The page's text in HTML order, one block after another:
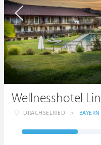
Wellnesshotel
DRACHSELRIED > BAYERN